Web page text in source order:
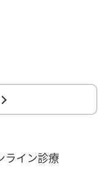
ライン診療